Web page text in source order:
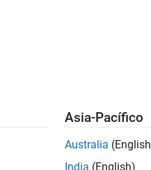
datos de punto fijo o de
de bits. Sin
punto flotante con
en gran medida la
real, los procesadores de
más pequeños y consumen
instalar el producto Fixed-
Asia-Pacífico
Australia
India (English)